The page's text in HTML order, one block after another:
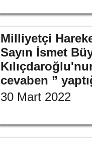
Milliyetçi
Sayın İsmet
cevaben ”
30 Mart 2022